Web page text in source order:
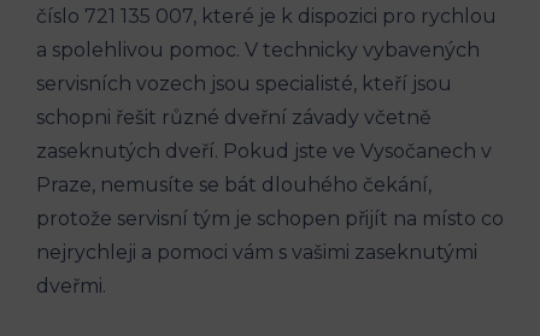
číslo 721 135 007, které je k dispozici pro rychlou
a spolehlivou pomoc. V technicky vybavených
servisních vozech jsou specialisté, kteří jsou
schopni řešit různé dveřní závady včetně
zaseknutých dveří. Pokud jste ve Vysočanech v
Praze, nemusíte se bát dlouhého čekání,
protože servisní tým je schopen přijít na místo co
nejrychleji a pomoci vám s vašimi zaseknutými
dveřmi.